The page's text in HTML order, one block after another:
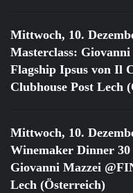
Mittwoch, 10.
Masterclass:
Flagship Ipsus von Il
Clubhouse Post Lech
Mittwoch, 10.
Winemaker Dinner
Giovanni Mazzei
Lech (Österreich)